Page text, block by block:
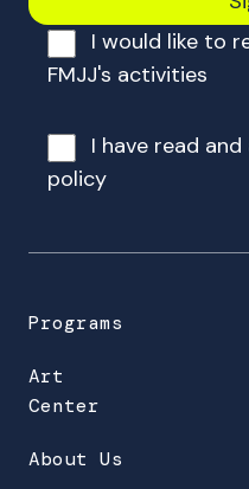
r
d
s
(
e
I would like to
FMJJ's activities
I have read
policy
Programs
Art
Center
About Us